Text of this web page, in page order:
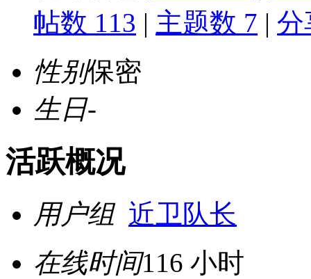
帖数 113 | 主题数 7 | 分
性别保密
生日-
活跃概况
用户组 近卫队长
在线时间116 小时